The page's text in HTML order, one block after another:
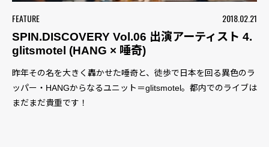
FEATURE
2018.02.21
SPIN.DISCOVERY Vol.06 出演アーティスト 4.
glitsmotel (HANG × 唾奇)
昨年その名を大きく轟かせた唾奇と、徒歩で日本を回る異色のラ
ッパー・HANGからなるユニット＝glitsmotel。都内でのライブは
まだまだ貴重です！